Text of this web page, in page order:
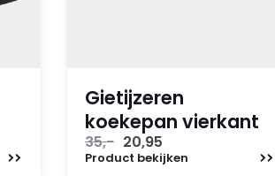
Gietijzeren
koekepan vierkant
35,- Oorspronkelijke
prijs
20,95
prijs
Product bekijken